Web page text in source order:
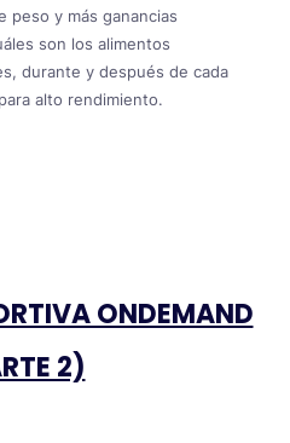
peso y más ganancias
son los alimentos
durante y después de cada
alto rendimiento.
ONDEMAND
2)